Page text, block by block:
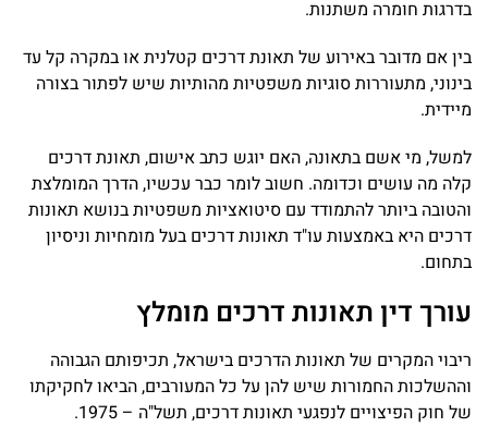
בדרגות חומרה משתנות.
בין אם מדובר באירוע של תאונת דרכים קטלנית או במקרה קל עד
בינוני, מתעוררות סוגיות משפטיות מהותיות שיש לפתור בצורה
מיידית.
למשל, מי אשם בתאונה, האם יוגש כתב אישום, תאונת דרכים
קלה מה עושים וכדומה. חשוב לומר כבר עכשיו, הדרך המומלצת
והטובה ביותר להתמודד עם סיטואציות משפטיות בנושא תאונות
דרכים היא באמצעות עו"ד תאונות דרכים בעל מומחיות וניסיון
בתחום.
עורך דין תאונות דרכים מומלץ
ריבוי המקרים של תאונות הדרכים בישראל, תכיפותם הגבוהה
וההשלכות החמורות שיש להן על כל המעורבים, הביאו לחקיקתו
של חוק הפיצויים לנפגעי תאונות דרכים, תשל"ה – 1975.